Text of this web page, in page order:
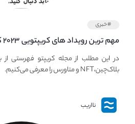
#خبری
معرفی بهترین رویداد های جهانی
در این مطلب از مجله کریپتو فهرستی از
بلاک‌چین،NFT و متاورس را معرفی می‌کنیم.
نااریب